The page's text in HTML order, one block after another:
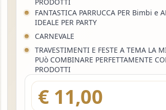
FANTASTICA PARRUCCA PER Bimbi
IDEALE PER PARTY
CARNEVALE
TRAVESTIMENTI E FESTE A TEMA LA
PUò COMBINARE PERFETTAMENTE
PRODOTTI
€ 11,00